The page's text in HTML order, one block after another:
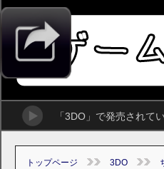
「3DO」で発売されて
トップページ 3DO